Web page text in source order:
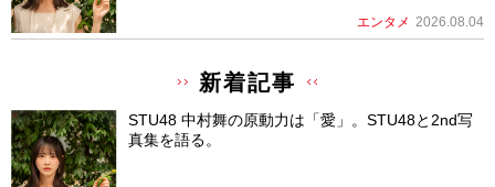
エンタメ 2026.08.04
新着記事
STU48 中村舞の原動力は「愛」。STU48と2nd写
真集を語る。